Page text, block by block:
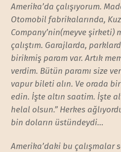
Amerika’da çalışıyorum.
Otomobil fabrikalarında,
Company’nin(meyve şirketi)
çalıştım. Garajlarda,
birikmiş param var. Artık
verdim. Bütün paramı size
vapur bileti alın. Ve orada
edin. İşte altın saatim. İşte
helal olsun.” Herkes
bin doların üstündeydi…
Amerika’daki bu çalışmalar